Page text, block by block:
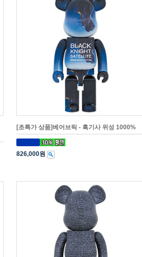
[초특가 상품]베어브릭 - 흑기사 위성 1000%
826,000원